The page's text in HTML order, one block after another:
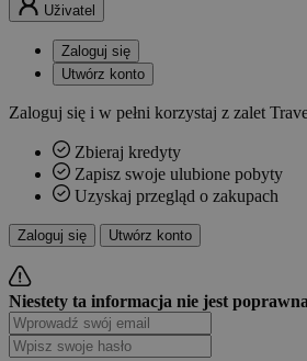
Uživatel
Zaloguj się
Utwórz konto
Zaloguj się i w pełni korzystaj z zalet
Zbieraj kredyty
Zapisz swoje ulubione pobyty
Uzyskaj przegląd o zakupach
Zaloguj się Utwórz konto
Niestety ta informacja nie jest